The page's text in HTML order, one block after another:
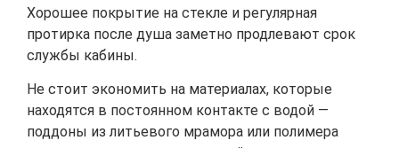
Хорошее покрытие на стекле и регулярная
протирка после душа заметно продлевают срок
службы кабины.
Не стоит экономить на материалах, которые
находятся в постоянном контакте с водой —
поддоны из литьевого мрамора или полимера